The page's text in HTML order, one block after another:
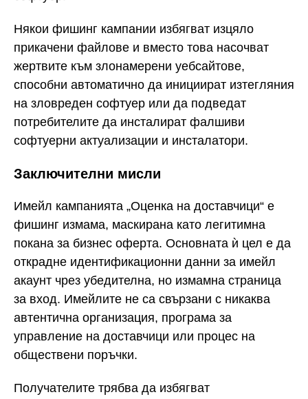
Някои фишинг кампании избягват изцяло
прикачени файлове и вместо това насочват
жертвите към злонамерени уебсайтове,
способни автоматично да инициират изтегляния
на зловреден софтуер или да подведат
потребителите да инсталират фалшиви
софтуерни актуализации и инсталатори.
Заключителни мисли
Имейл кампанията „Оценка на доставчици“ е
фишинг измама, маскирана като легитимна
покана за бизнес оферта. Основната ѝ цел е да
открадне идентификационни данни за имейл
акаунт чрез убедителна, но измамна страница
за вход. Имейлите не са свързани с никаква
автентична организация, програма за
управление на доставчици или процес на
обществени поръчки.
Получателите трябва да избягват